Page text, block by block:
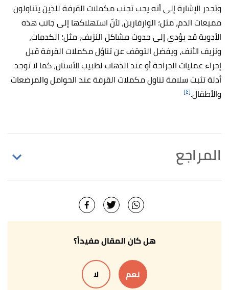
وتجدر الإشارة إلى أنه يجب تجنب مكملات القرفة للذين يتناولون
مميعات الدم، مثل؛ الوارفارين، لأنّ استهلاكها إلى جانب هذه
الأدوية قد يؤدي إلى حدوث مشاكل النزيف، مثل؛ الكدمات،
ونزيف الأنف، ويفضل التوقف عن تناوُل مكملات القرفة قبل
إجراء عمليات الجراحة أو عند الذهاب لطبيب الأسنان، كما لا توجد
أدلة تثبت سلامة تناول مكملات القرفة عند الحوامل والمرضعات
والأطفال.[٤]
المراجع
cinnamon tea really induce menstruation?"
tuasaude
, Retrieved 19/4/2021. Edited.
Molouk Jaafarpour, Masoud Hatefi, Fatemeh Najafi,
Menstrual Bleeding and Systemic Symptoms With
Primary Dysmenorrhea",Iranian Red Crescent
هل كان المقال مفيداً؟
نعم لا